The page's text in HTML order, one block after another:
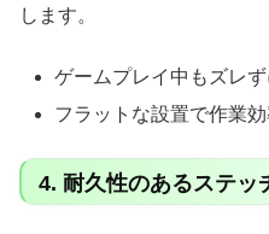
します。
ゲームプレイ中もズレ
フラットな設置で作業
4. 耐久性のあるステッ